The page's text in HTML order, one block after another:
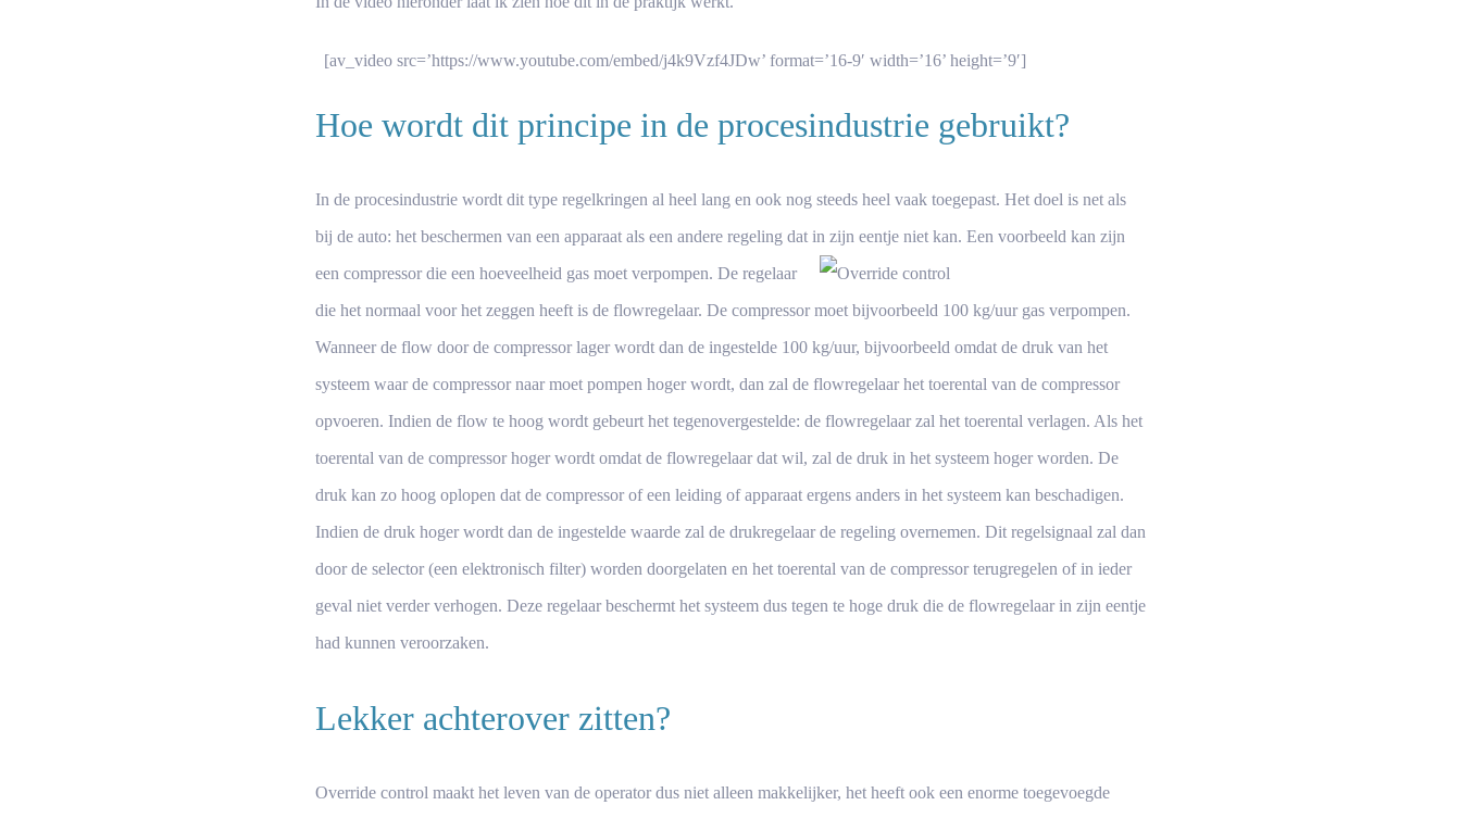
[av_video src=’https://www.youtube.com/embed/j4k9Vzf4JDw’ format=’16-9′ width=’16’ height=’9′]
Hoe wordt dit principe in de procesindustrie gebruikt?
In de procesindustrie wordt dit type regelkringen al heel lang en ook nog steeds heel vaak toegepast. Het doel is net als
bij de auto: het beschermen van een apparaat als een andere regeling dat in zijn eentje niet kan. Een voorbeeld kan zijn
een compressor die een hoeveelheid gas moet verpompen. De regelaar
die het normaal voor het zeggen heeft is de flowregelaar. De compressor moet bijvoorbeeld 100 kg/uur gas verpompen.
Wanneer de flow door de compressor lager wordt dan de ingestelde 100 kg/uur, bijvoorbeeld omdat de druk van het
systeem waar de compressor naar moet pompen hoger wordt, dan zal de flowregelaar het toerental van de compressor
opvoeren. Indien de flow te hoog wordt gebeurt het tegenovergestelde: de flowregelaar zal het toerental verlagen. Als het
toerental van de compressor hoger wordt omdat de flowregelaar dat wil, zal de druk in het systeem hoger worden. De
druk kan zo hoog oplopen dat de compressor of een leiding of apparaat ergens anders in het systeem kan beschadigen.
Indien de druk hoger wordt dan de ingestelde waarde zal de drukregelaar de regeling overnemen. Dit regelsignaal zal dan
door de selector (een elektronisch filter) worden doorgelaten en het toerental van de compressor terugregelen of in ieder
geval niet verder verhogen. Deze regelaar beschermt het systeem dus tegen te hoge druk die de flowregelaar in zijn eentje
had kunnen veroorzaken.
Lekker achterover zitten?
Override control maakt het leven van de operator dus niet alleen makkelijker, het heeft ook een enorme toegevoegde